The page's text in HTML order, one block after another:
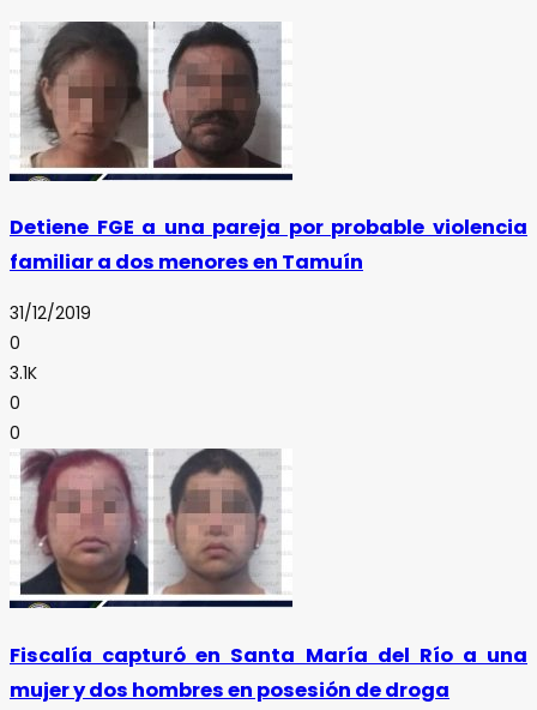
Detiene FGE a una pareja por probable violencia
familiar a dos menores en Tamuín
31/12/2019
0
3.1K
0
0
Fiscalía capturó en Santa María del Río a una
mujer y dos hombres en posesión de droga